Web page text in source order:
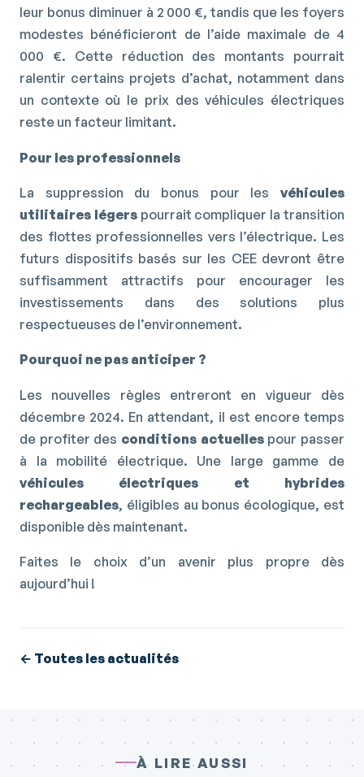
leur bonus diminuer à 2 000 €, tandis que les foyers
modestes bénéficieront de l’aide maximale de 4
000 €. Cette réduction des montants pourrait
ralentir certains projets d’achat, notamment dans
un contexte où le prix des véhicules électriques
reste un facteur limitant.
Pour les professionnels
La suppression du bonus pour les véhicules
utilitaires légerspourrait compliquer la transition
des flottes professionnelles vers l’électrique. Les
futurs dispositifs basés sur les CEE devront être
suffisamment attractifs pour encourager les
investissements dans des solutions plus
respectueuses de l’environnement.
Pourquoi ne pas anticiper ?
Les nouvelles règles entreront en vigueur dès
décembre 2024. En attendant, il est encore temps
de profiter des conditions actuellespour passer
à la mobilité électrique. Une large gamme de
véhicules électriques et hybrides
rechargeables, éligibles au bonus écologique, est
disponible dès maintenant.
Faites le choix d’un avenir plus propre dès
aujourd’hui !
← Toutes les actualités
À LIRE AUSSI